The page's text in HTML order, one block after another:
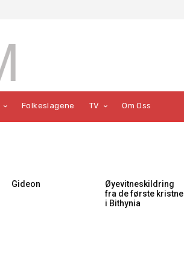
Folkeslagene TV Om Oss
Gideon
Øyevitneskildring
fra de første kristne
i Bithynia